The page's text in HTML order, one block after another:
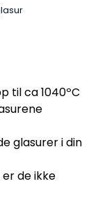
til ca 1040ºC
glasurer i din
de ikke